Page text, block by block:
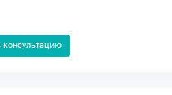
консультацию